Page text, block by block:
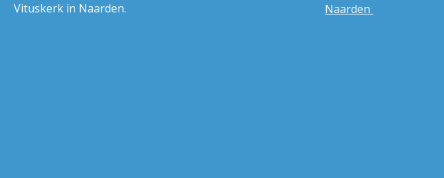
Vituskerk in Naarden.
Naarden